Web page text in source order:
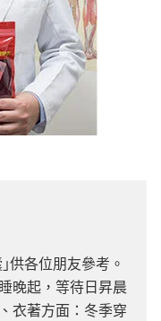
供各位朋友參考。
晚起，等待日昇晨
衣著方面：冬季穿